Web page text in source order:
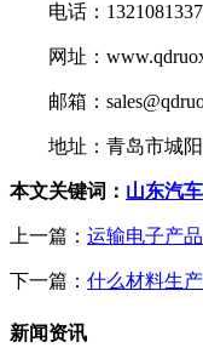
电话：
网址：
邮箱：
地址：青岛市城阳
本文关键词： 山东汽
上一篇： 运输电子产
下一篇： 什么材料生
新闻资讯